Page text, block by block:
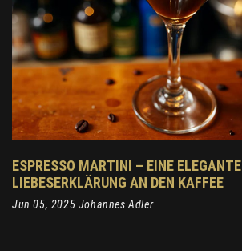
ESPRESSO MARTINI – EINE ELEGANTE
LIEBESERKLÄRUNG AN DEN KAFFEE
Jun 05, 2025 Johannes Adler